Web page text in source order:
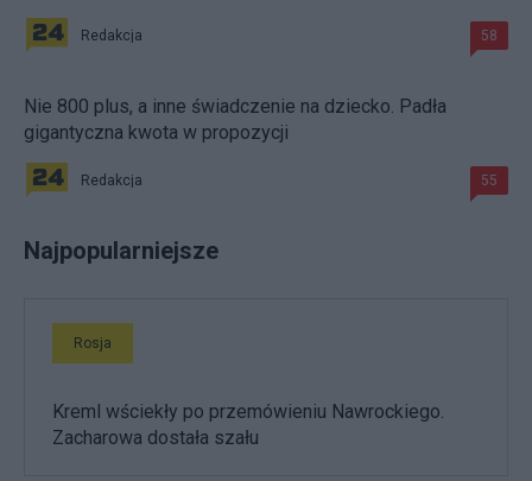
Redakcja 58
Nie 800 plus, a inne świadczenie na dziecko. Padła
gigantyczna kwota w propozycji
Redakcja 55
Najpopularniejsze
Rosja
Kreml wściekły po przemówieniu Nawrockiego.
Zacharowa dostała szału